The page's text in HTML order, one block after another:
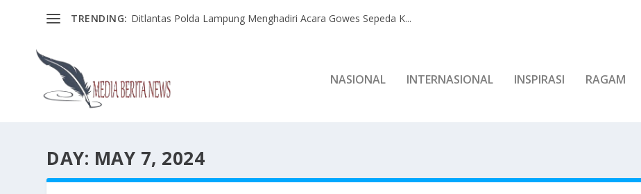
TRENDING: Ditlantas Polda Lampung Menghadiri Acara Gowes Sepeda K...
NASIONAL INTERNASIONAL INSPIRASI RAGAM
DAY: MAY 7, 2024